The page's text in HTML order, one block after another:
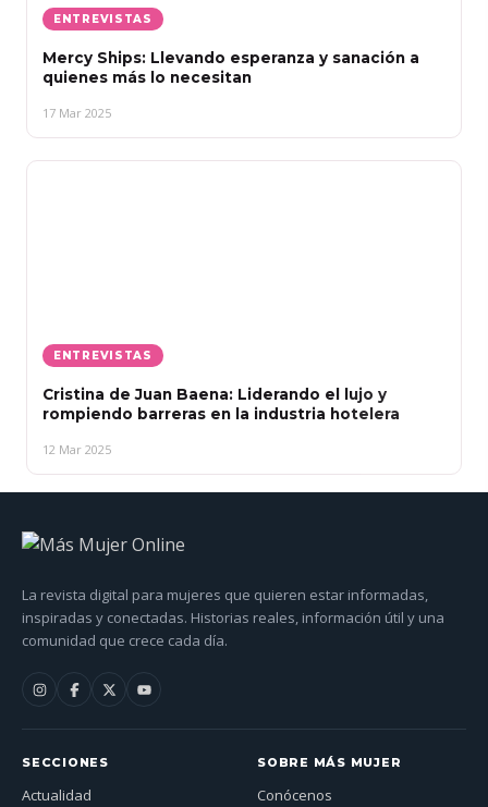
ENTREVISTAS
Mercy Ships: Llevando esperanza y sanación a
quienes más lo necesitan
17 Mar 2025
ENTREVISTAS
Cristina de Juan Baena: Liderando el lujo y
rompiendo barreras en la industria hotelera
12 Mar 2025
La revista digital para mujeres que quieren estar informadas,
inspiradas y conectadas. Historias reales, información útil y una
comunidad que crece cada día.
SECCIONES
Actualidad
SOBRE MÁS MUJER
Conócenos